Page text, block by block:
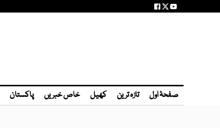
صفحۂ اول تازہ ترین کھیل خاص خبریں پاکستان